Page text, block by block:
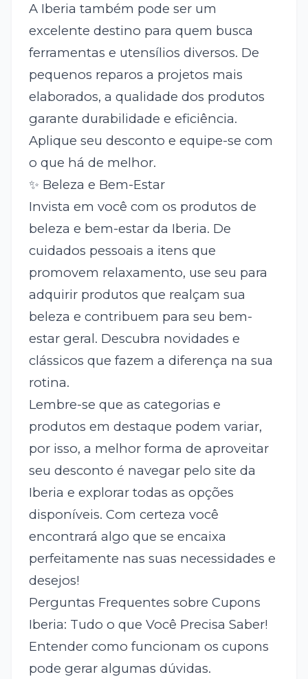
A Iberia também pode ser um
excelente destino para quem busca
ferramentas e utensílios diversos. De
pequenos reparos a projetos mais
elaborados, a qualidade dos produtos
garante durabilidade e eficiência.
Aplique seu desconto e equipe-se com
o que há de melhor.
✨ Beleza e Bem-Estar
Invista em você com os produtos de
beleza e bem-estar da Iberia. De
cuidados pessoais a itens que
promovem relaxamento, use seu para
adquirir produtos que realçam sua
beleza e contribuem para seu bem-
estar geral. Descubra novidades e
clássicos que fazem a diferença na sua
rotina.
Lembre-se que as categorias e
produtos em destaque podem variar,
por isso, a melhor forma de aproveitar
seu desconto é navegar pelo site da
Iberia e explorar todas as opções
disponíveis. Com certeza você
encontrará algo que se encaixa
perfeitamente nas suas necessidades e
desejos!
Perguntas Frequentes sobre Cupons
Iberia: Tudo o que Você Precisa Saber!
Entender como funcionam os cupons
pode gerar algumas dúvidas.